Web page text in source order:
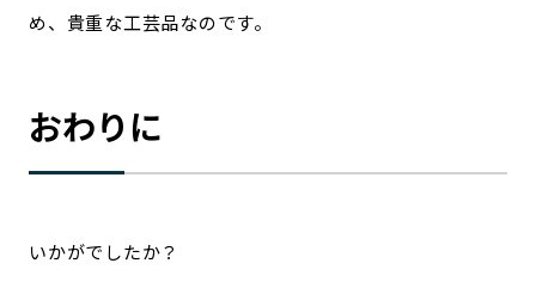
め、貴重な工芸品なのです。
おわりに
いかがでしたか？